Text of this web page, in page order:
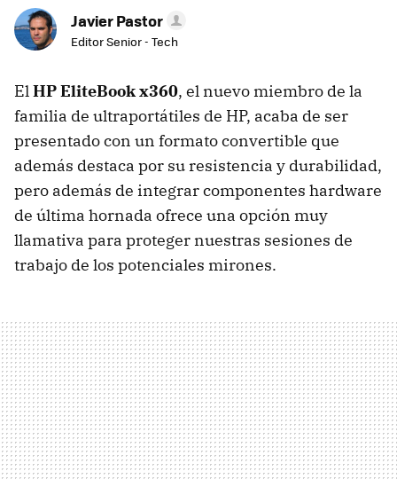
Javier Pastor
Editor Senior - Tech
ElHP EliteBook x360, el nuevo miembro de la
familia de ultraportátiles de HP, acaba de ser
presentado con un formato convertible que
además destaca por su resistencia y durabilidad,
pero además de integrar componentes hardware
de última hornada ofrece una opción muy
llamativa para proteger nuestras sesiones de
trabajo de los potenciales mirones.